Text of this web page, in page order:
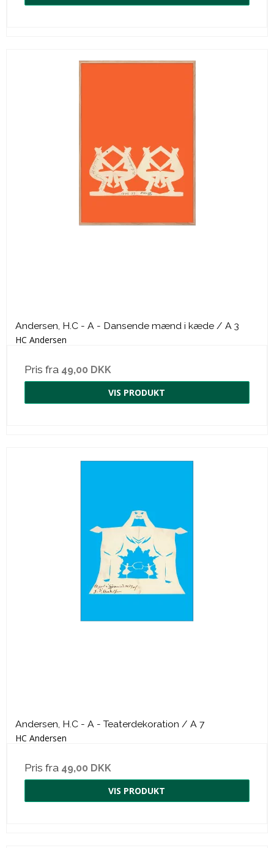
Andersen, H.C - A - Dansende mænd i kæde / A 3
HC Andersen
Pris fra 49,00 DKK
VIS PRODUKT
Andersen, H.C - A - Teaterdekoration / A 7
HC Andersen
Pris fra 49,00 DKK
VIS PRODUKT